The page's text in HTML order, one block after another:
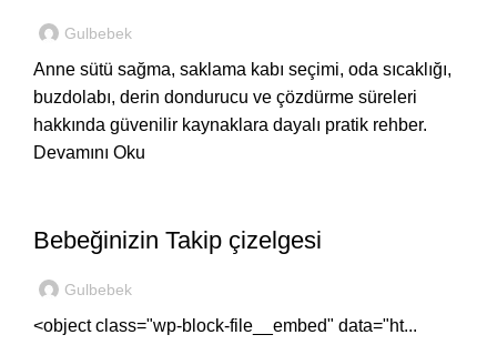
Gulbebek
Anne sütü sağma, saklama kabı seçimi, oda sıcaklığı,
buzdolabı, derin dondurucu ve çözdürme süreleri
hakkında güvenilir kaynaklara dayalı pratik rehber.
Devamını Oku
Bebeğinizin Takip çizelgesi
Gulbebek
<object class="wp-block-file__embed" data="ht...